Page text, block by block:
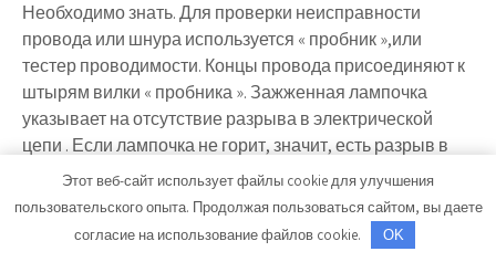
Необходимо знать. Для проверки неисправности
провода или шнура используется « пробник »,или
тестер проводимости. Концы провода присоединяют к
штырям вилки « пробника ». Зажженная лампочка
указывает на отсутствие разрыва в электрической
цепи . Если лампочка не горит, значит, есть разрыв в
цепи и провод необходимо заменить на новый или
Этот веб-сайт использует файлы cookie для улучшения
пользовательского опыта. Продолжая пользоваться сайтом, вы даете
согласие на использование файлов cookie.
OK